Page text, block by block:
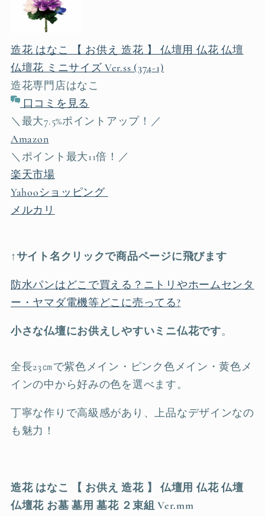
造花 はなこ 【 お供え 造花 】 仏壇用 仏花 仏壇
仏壇花 ミニサイズ Ver.ss (374-1)
造花専門店はなこ
口コミを見る
＼最大7.5%ポイントアップ！／
Amazon
＼ポイント最大11倍！／
楽天市場
Yahooショッピング
メルカリ
↑サイト名クリックで商品ページに飛びます
防水パンはどこで買える？ニトリやホームセンタ
ー・ヤマダ電機等どこに売ってる?
小さな仏壇にお供えしやすいミニ仏花です。
全長23㎝で紫色メイン・ピンク色メイン・黄色メ
インの中から好みの色を選べます。
丁寧な作りで高級感があり、上品なデザインなの
も魅力！
造花 はなこ 【 お供え 造花 】 仏壇用 仏花 仏壇
仏壇花 お墓 墓用 墓花 ２束組 Ver.mm